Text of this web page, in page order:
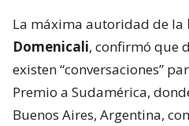
La máxima autoridad de la
Domenicali, confirmó que
existen “conversaciones”
Premio a Sudamérica,
Buenos Aires, Argentina,